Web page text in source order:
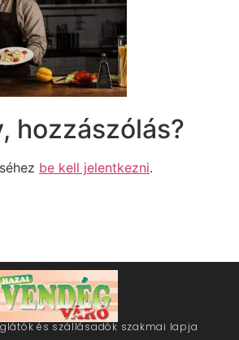
hozzászólás?
be kell jelentkezni.
és szállásadók szakmai lapja